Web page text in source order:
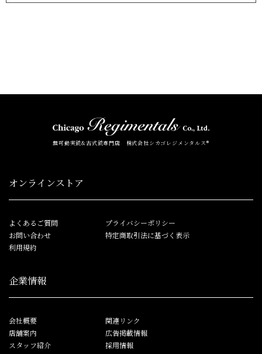
無可動実銃&古式銃専門店 株式会社シカゴレジメンタルス®
オンラインストア
よくあるご質問
お問い合わせ
利用規約
プライバシーポリシー
特定商取引法に基づく表示
企業情報
会社概要
店舗案内
スタッフ紹介
関連リンク
広告掲載情報
採用情報